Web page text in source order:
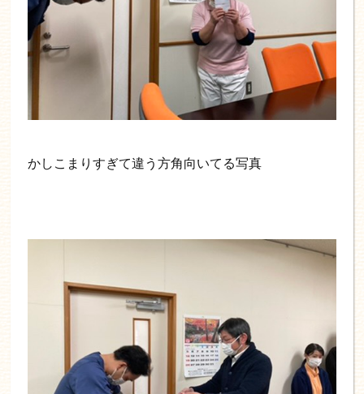
かしこまりすぎて違う方角向いてる写真